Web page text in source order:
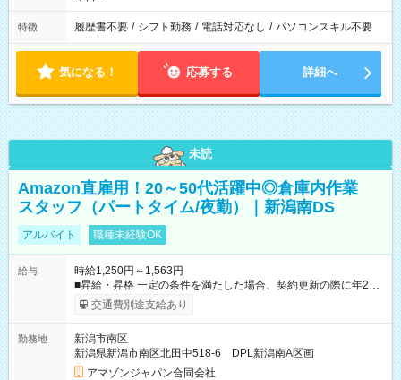
特徴 履歴書不要 / シフト勤務 / 電話対応なし / パソコンスキル不要
気になる！ 応募する 詳細へ
未読
Amazon直雇用！20～50代活躍中◎倉庫内作業
スタッフ（パートタイム/夜勤）｜新潟南DS
アルバイト 職種未経験OK
給与
時給1,250円～1,563円
■昇給・昇格 一定の条件を満たした場合、契約更新の際に年2回
まで昇給の機会があります。 ■正社員登用制度あり ※月末締/翌
月25日支払い ※時間外手当、別途支給 ※深夜割増賃金 (22:00～
☆Amazon直雇用で安定して働けます！ 【試用期間】試用期間
あり 試用期間の長さ：1週間 雇用形態、給与は本採用時と同じ
です。
交通費別途支給あり
勤務地
新潟市南区
新潟県新潟市南区北田中518-6 DPL新潟南A区画
アマゾンジャパン合同会社